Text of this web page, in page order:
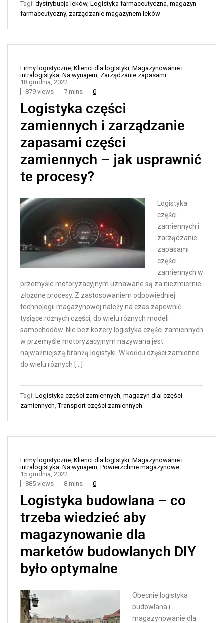
Tagi: dystrybucja leków, Logistyka farmaceutyczna, magazyn
farmaceutyczny, zarządzanie magazynem leków
Firmy logistyczne, Klienci dla logistyki, Magazynowanie i
intralogistyka, Na wynajem, Zarządzanie zapasami
18 grudnia, 2022
879 views
7 mins 0
Logistyka części
zamiennych i zarządzanie
zapasami części
zamiennych – jak usprawnić
te procesy?
Logistyka
części
zamiennych i
zarządzanie
zapasami
części
zamiennych w
przemyśle motoryzacyjnym uznawane są za niezmiernie
złożone procesy. Z zastosowaniem odpowiedniej
technologii magazynowej należy na czas zapewnić
tysiące różnych części, do wielu różnych modeli
samochodów. Nie bez kozery logistyka części zamiennych
w przemyśle motoryzacyjnym nazywana jest
najważniejszą branżą logistyki. W końcu części zamienne
do wielu różnych […]
Tagi: Logistyka części zamiennych, magazyn dlai części
zamiennych,Transport części zamiennych
Firmy logistyczne, Klienci dla logistyki, Magazynowanie i
intralogistyka, Na wynajem, Powierzchnie magazynowe
15 grudnia, 2022
885 views
8 mins 0
Logistyka budowlana – co
trzeba wiedzieć aby
magazynowanie dla
marketów budowlanych DIY
było optymalne
Obecnie logistyka
budowlana i
magazynowanie dla